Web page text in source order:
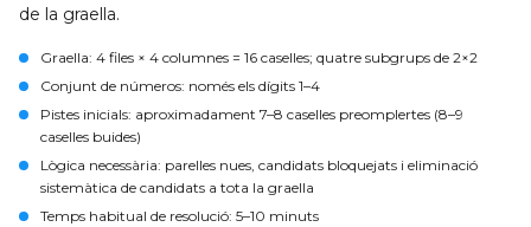
de la graella.
Graella: 4 files × 4 columnes = 16 caselles; quatre subgrups de 2×2
Conjunt de números: només els dígits 1–4
Pistes inicials: aproximadament 7–8 caselles preomplertes (8–9
caselles buides)
Lògica necessària: parelles nues, candidats bloquejats i eliminació
sistemàtica de candidats a tota la graella
Temps habitual de resolució: 5–10 minuts